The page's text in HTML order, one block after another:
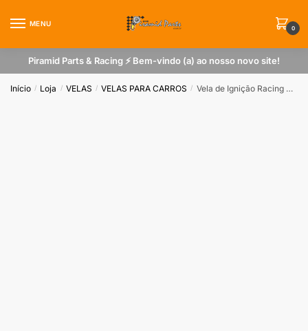
MENU
0
Piramid Parts & Racing ⚡ Bem-vindo (a) ao nosso novo site!
Início / Loja / VELAS / VELAS PARA CARROS / Vela de Ignição Racing NGK B11EGV VW / GM / Fiat / Ford